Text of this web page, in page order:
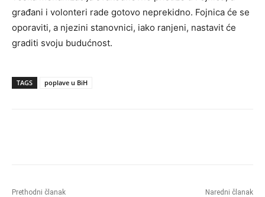
građani i volonteri rade gotovo neprekidno. Fojnica će se
oporaviti, a njezini stanovnici, iako ranjeni, nastavit će
graditi svoju budućnost.
TAGS poplave u BiH
Prethodni članak Naredni članak